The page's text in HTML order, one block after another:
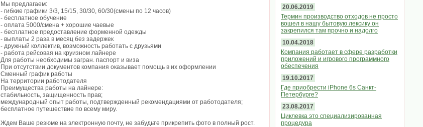
Мы предлагаем:
- гибкие графики 3/3, 15/15, 30/30, 60/30(смены по 12 часов)
- бесплатное обучение
- оплата 5000/смена + хорошие чаевые
- бесплатное предоставление форменной одежды
- выплаты 2 раза в месяц без задержек
- дружный коллектив, возможность работать с друзьями
- работа рейсовая на круизном лайнере
Для работы необходимы загран. паспорт и виза
При отсутствии документов компания оказывает помощь в их оформлении
Сменный график работы
На территории работодателя
Преимущества работы на лайнере:
стабильность, защищенность прав;
международный опыт работы, подтвержденный рекомендациями от работодателя;
бесплатное путешествие по всему миру.
Ждем Ваше резюме на электронную почту, не забудьте прикрепить фото в полный рост.
20.06.2019
Термин производство отходов не просто
вошел в нашу бытовую лексику он
закрепился там прочно и надолго
10.04.2018
Компания работает в сфере разработки
приложений и игрового программного
обеспечения
19.10.2017
Где приобрести iPhone 6s Санкт-
Петербурге?
23.08.2017
Циклевка это специализированная
процедура